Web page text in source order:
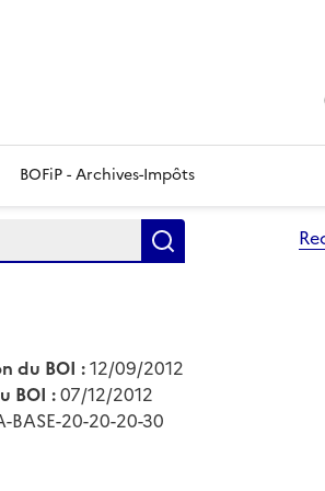
BOFiP - Archives-Impôts
du BOI :12/09/2012
BOI :07/12/2012
BASE-20-20-20-30